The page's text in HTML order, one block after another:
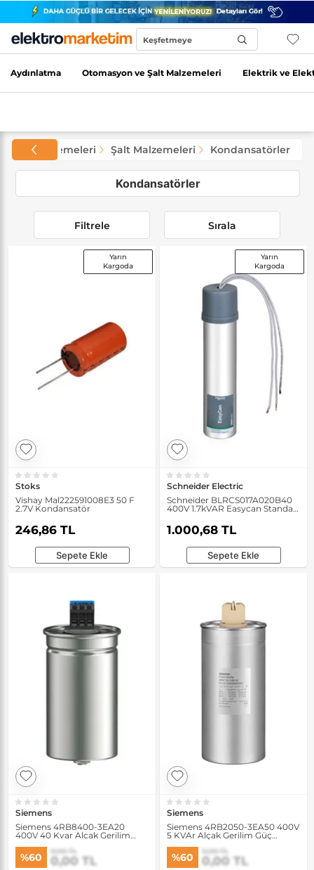
Keşfetmeye
Aydınlatma Otomasyon ve Şalt Malzemeleri Elektrik ve
Şalt Malzemeleri Şalt Malzemeleri Kondansatörler
Kondansatörler
Filtrele Sırala
Yarın
Kargoda
Stoks
Vishay Mal222591008E3 50 F
2.7V Kondansatör
246,86 TL
Sepete Ekle
Yarın
Kargoda
Schneider Electric
Schneider BLRCS017A020B40
400V 1.7kVAR Easycan Standart
Yük Kondansatörü
1.000,68 TL
Sepete Ekle
Siemens
Siemens 4RB8400-3EA20
400V 40 Kvar Alcak Gerilim
%60 0,00 TL
0,00 TL
Siemens
Siemens 4RB2050-3EA50 400V
5 KVAr Alçak Gerilim Güç
%60 0,00 TL
0,00 TL